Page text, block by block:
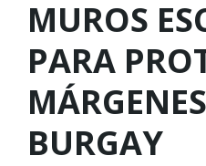
MUROS
PARA
BURGAY